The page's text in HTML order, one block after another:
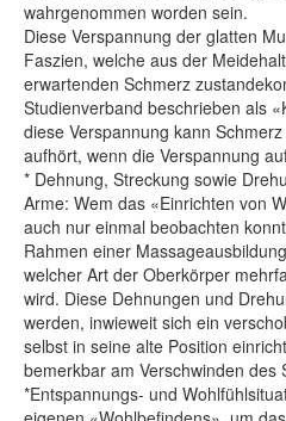
wahrgenommen worden sein.
Diese Verspannung der glatten
Faszien, welche aus der
erwartenden Schmerz
Studienverband beschrieben als
diese Verspannung kann
aufhört, wenn die Verspannung
* Dehnung, Streckung sowie
Arme: Wem das «Einrichten von
auch nur einmal beobachten
Rahmen einer
welcher Art der Oberkörper
wird. Diese Dehnungen und
werden, inwieweit sich ein
selbst in seine alte Position
bemerkbar am Verschwinden des
*Entspannungs- und